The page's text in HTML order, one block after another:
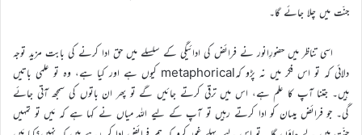
جنّت میں چلا جائے گا۔
اسی تناظر میں حضورِانور نے فرائض کی ادائیگی کے سلسلے میں حق ادا کرنے کی بابت مزید توجہ
دلائی کہ تو اس فکر میں نہ پڑو کہmetaphorical کیوں ہے اور کیا ہے، وہ تو علمی باتیں
ہیں۔ جتنا آپ کا علم ہے، اس میں ترقی کرتے جائیں گے تو پھر ان باتوں کی سمجھ آتی جائے
گی۔ جو فرائض ہیںان کو ادا کرتے رہیں تو آپ کے لیے اللہ میاں نے کہا ہے کہ مَیں تو تمہیں